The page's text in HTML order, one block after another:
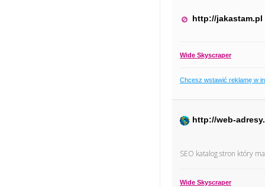
http://jakastam.pl
Wide Skyscraper
Chcesz wstawić reklamę w
http://web-
SEO katalog stron który
Wide Skyscraper